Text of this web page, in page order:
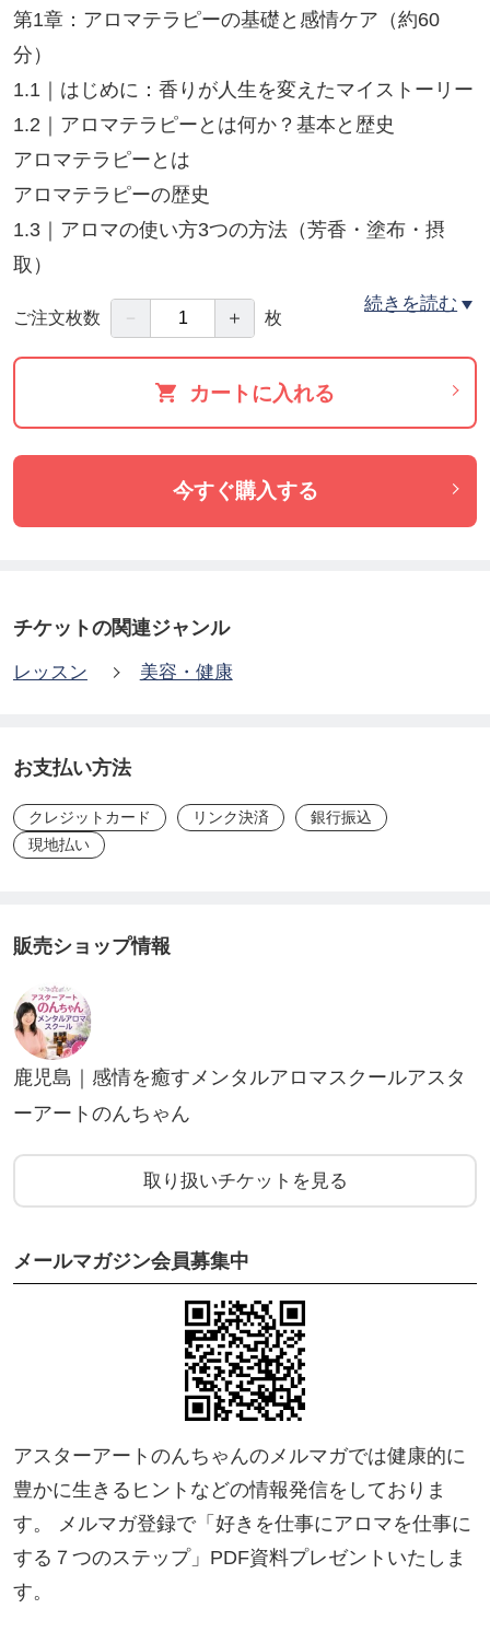
第1章：アロマテラピーの基礎と感情ケア（約60
分）
1.1｜はじめに：香りが人生を変えたマイストーリー
1.2｜アロマテラピーとは何か？基本と歴史
アロマテラピーとは
アロマテラピーの歴史
1.3｜アロマの使い方3つの方法（芳香・塗布・摂
取）
1.4｜香りのメカニズム：鍵と鍵穴で心に届く仕組み
1.5｜感情ケアに使える代表的なエッセンシャルオイ
ル
2.1｜心と身体はつながっている：ホリスティック視
法
2.5｜自律神経を整える香りと怒りを鎮める方法
第3章：アロマを使いこなす実践ステップ（約60
3.1｜身体のしくみとアロマの関係を知る
3.2｜精油の種類と品質の見分け方
3.4｜まず揃えたい！初心者向けおすすめ精油
第4章：アロマ×アート×武術で統合的ケア（約60
分）
4.1｜気持ちを表現することの難しい理由 言語と非
4.2｜なぜ武道？身口意を整える理由
4.3｜アートアロマセッションの手順
▼絵画の配置の意味
4.4｜スワイショウで身体を動かしてから選ぶ
第５章 講師として活動するには
＼受講者の声／
鹿児島県霧島市40代主婦
続きを読む
ご注文枚数 － ＋ 枚
カートに入れる
今すぐ購入する
チケットの関連ジャンル
レッスン 美容・健康
お支払い方法
クレジットカード リンク決済
銀行振込
現地払い
販売ショップ情報
鹿児島｜感情を癒すメンタルアロマスクールアスタ
ーアートのんちゃん
取り扱いチケットを見る
メールマガジン会員募集中
アスターアートのんちゃんのメルマガでは健康的に
豊かに生きるヒントなどの情報発信をしておりま
す。 メルマガ登録で「好きを仕事にアロマを仕事に
する７つのステップ」PDF資料プレゼントいたしま
す。